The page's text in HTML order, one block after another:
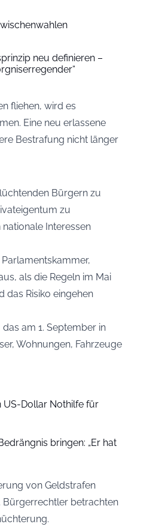
neu definieren –
fliehen, wird es
Eine neu erlassene
Bestrafung nicht länger
Bürgern zu
zu
Interessen
als die Regeln im Mai
das Risiko eingehen
am 1. September in
Wohnungen, Fahrzeuge
US-Dollar Nothilfe für
bringen: „Er hat
von Geldstrafen
Bürgerrechtler betrachten